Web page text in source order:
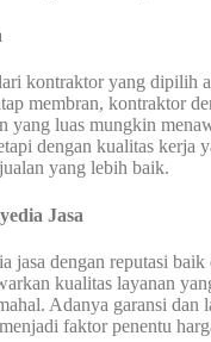
kontraktor yang dipilih
membran, kontraktor
yang luas mungkin
dengan kualitas kerja
yang lebih baik.
Jasa
jasa dengan reputasi baik
kualitas layanan
Adanya garansi dan
faktor penentu